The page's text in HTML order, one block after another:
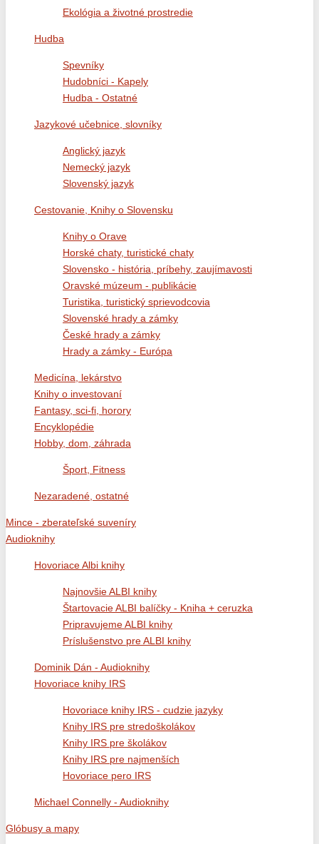
Ekológia a životné prostredie
Hudba
Spevníky
Hudobníci - Kapely
Hudba - Ostatné
Jazykové učebnice, slovníky
Anglický jazyk
Nemecký jazyk
Slovenský jazyk
Cestovanie, Knihy o Slovensku
Knihy o Orave
Horské chaty, turistické chaty
Slovensko - história, príbehy, zaujímavosti
Oravské múzeum - publikácie
Turistika, turistický sprievodcovia
Slovenské hrady a zámky
České hrady a zámky
Hrady a zámky - Európa
Medicína, lekárstvo
Knihy o investovaní
Fantasy, sci-fi, horory
Encyklopédie
Hobby, dom, záhrada
Šport, Fitness
Nezaradené, ostatné
Mince - zberateľské suveníry
Audioknihy
Hovoriace Albi knihy
Najnovšie ALBI knihy
Štartovacie ALBI balíčky - Kniha + ceruzka
Pripravujeme ALBI knihy
Príslušenstvo pre ALBI knihy
Dominik Dán - Audioknihy
Hovoriace knihy IRS
Hovoriace knihy IRS - cudzie jazyky
Knihy IRS pre stredoškolákov
Knihy IRS pre školákov
Knihy IRS pre najmenších
Hovoriace pero IRS
Michael Connelly - Audioknihy
Glóbusy a mapy